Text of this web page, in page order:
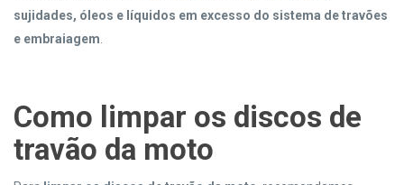
sujidades, óleos e líquidos em excesso do sistema de travões
e embraiagem
Como limpar os discos de
travão da moto